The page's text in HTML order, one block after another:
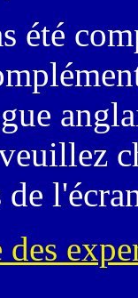
été
des